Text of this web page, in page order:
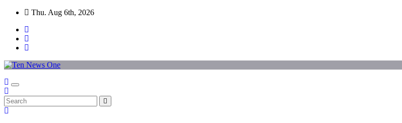
Skip
content
Thu. Aug 6th, 2026